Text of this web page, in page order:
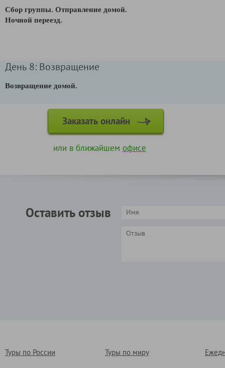
Сбор группы. Отправление домой.
Ночной переезд.
День 8: Возвращение
Возвращение домой.
Заказать онлайн
или в ближайшем офисе
Оставить отзыв
Туры по России Туры по миру